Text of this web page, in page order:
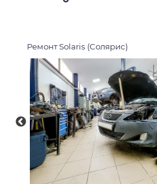
Ремонт Solaris (Солярис)